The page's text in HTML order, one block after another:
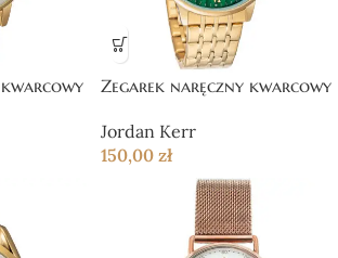
Zegarek naręczny kwarcowy
Jordan Kerr
150,00 zł